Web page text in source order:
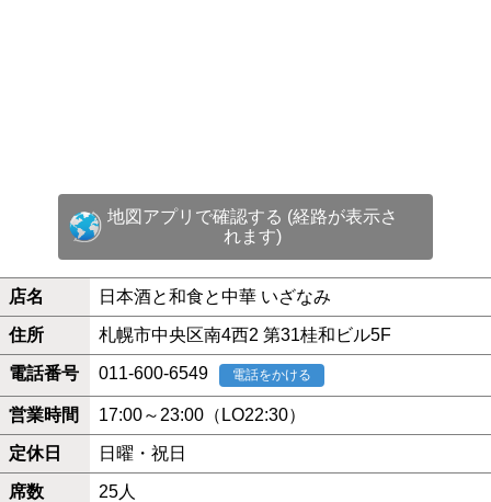
地図アプリで確認する (経路が表示さ
れます)
店名 日本酒と和食と中華 いざなみ
住所 札幌市中央区南4西2 第31桂和ビル5F
電話番号 011-600-6549 電話をかける
営業時間 17:00～23:00（LO22:30）
定休日 日曜・祝日
席数 25人